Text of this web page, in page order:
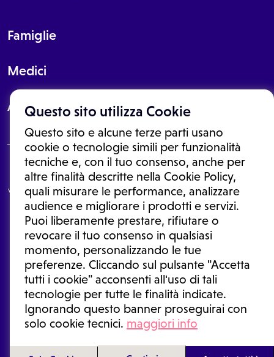
Questo sito utilizza Cookie
Questo sito e alcune terze parti usano
cookie o tecnologie simili per funzionalità
tecniche e, con il tuo consenso, anche per
altre finalità descritte nella Cookie Policy,
quali misurare le performance, analizzare
audience e migliorare i prodotti e servizi.
Puoi liberamente prestare, rifiutare o
revocare il tuo consenso in qualsiasi
momento, personalizzando le tue
preferenze. Cliccando sul pulsante "Accetta
tutti i cookie" acconsenti all'uso di tali
tecnologie per tutte le finalità indicate.
Ignorando questo banner proseguirai con
solo cookie tecnici. maggiori info
Famiglie
Medici
About
Le informazioni proposte in questo sito non sono un consulto medico.
In nessun caso, queste informazioni sostituiscono un consulto, una
visita o una diagnosi formulata dal medico. Non si devono considerare
le informazioni disponibili come suggerimenti per la formulazione di
una diagnosi, la determinazione di un trattamento o l'assunzione o
sospensione di un farmaco senza prima consultare un medico di
medicina generale o uno specialista.
Condizioni di utilizzo|Privacy Policy |Gestione cookie
Ⓒ 2026 | Tutti i diritti riservati.